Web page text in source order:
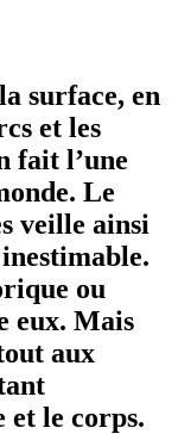
surface, en
et les
fait l’une
Le
veille ainsi
ou
eux. Mais
aux
et le corps.